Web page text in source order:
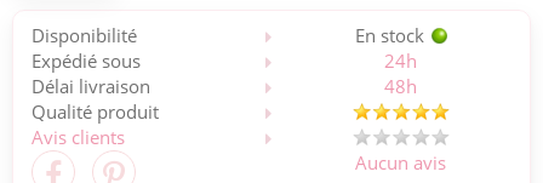
Disponibilité
En stock
Expédié sous
24h
Délai livraison
48h
Qualité produit
Avis clients
Aucun avis